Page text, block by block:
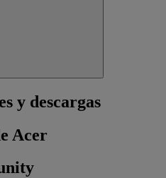
y descargas
Acer